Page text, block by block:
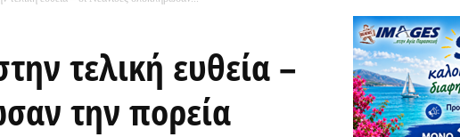
τελική ευθεία –
την πορεία